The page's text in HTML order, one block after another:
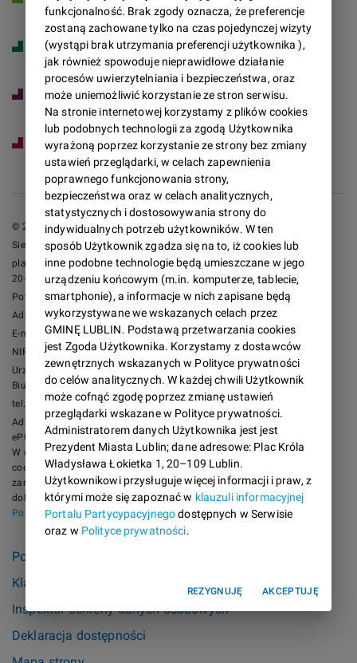
Inicjatywa Lokalna
Konsultacje Społeczne
Planowanie Przestrzenne
© 2021 Urząd Miasta Lublin
Siedziba władz Urzędu Miasta Lublin:
plac Króla Władysława Łokietka 1
20-109 Lublin
Powiat M.Lublin
Adres elektroniczny: lublin.eu
E-mail: urzad_miasta@lublin.eu, bip@lublin.eu
NIP: Gmina Lublin 9462575811
Urząd Miasta Lublin 7120163493
Biuro Obsługi Mieszkańców:
tel. 81 466 1000 fax 81 466 1001
Adres skrytki Urzędu Miasta Lublin na
ePUAP to: /UMLublin/SkrytkaESP
W celu świadczenia usług na najwyższym poziomie stosujemy pliki
cookies. Korzystanie z serwisu lublin.eu oznacza, że będą one
zamieszczane w Twoim urządzeniu. W każdym momencie możesz
dokonać zmiany ustawień Twojej przeglądarki. Więcej informacji w
Polityce prywatności.
Polityka prywatności
Klauzula informacyjna Portalu Partycypacyjnego
Inspektor ochrony danych osobowych
Deklaracja dostępności
funkcjonalność. Brak zgody oznacza, że preferencje
zostaną zachowane tylko na czas pojedynczej wizyty
(wystąpi brak utrzymania preferencji użytkownika ),
jak również spowoduje nieprawidłowe działanie
procesów uwierzytelniania i bezpieczeństwa, oraz
może uniemożliwić korzystanie ze stron serwisu.
Na stronie internetowej korzystamy z plików cookies
lub podobnych technologii za zgodą Użytkownika
wyrażoną poprzez korzystanie ze strony bez zmiany
ustawień przeglądarki, w celach zapewnienia
poprawnego funkcjonowania strony,
bezpieczeństwa oraz w celach analitycznych,
statystycznych i dostosowywania strony do
indywidualnych potrzeb użytkowników. W ten
sposób Użytkownik zgadza się na to, iż cookies lub
inne podobne technologie będą umieszczane w jego
urządzeniu końcowym (m.in. komputerze, tablecie,
smartphonie), a informacje w nich zapisane będą
wykorzystywane we wskazanych celach przez
GMINĘ LUBLIN. Podstawą przetwarzania cookies
jest Zgoda Użytkownika. Korzystamy z dostawców
zewnętrznych wskazanych w Polityce prywatności
do celów analitycznych. W każdej chwili Użytkownik
może cofnąć zgodę poprzez zmianę ustawień
przeglądarki wskazane w Polityce prywatności.
Administratorem danych Użytkownika jest jest
Prezydent Miasta Lublin; dane adresowe: Plac Króla
Władysława Łokietka 1, 20–109 Lublin.
Użytkownikowi przysługuje więcej informacji i praw, z
którymi może się zapoznać w klauzuli informacyjnej
Portalu Partycypacyjnegodostępnych w Serwisie
oraz w Polityce prywatności.
REZYGNUJĘ AKCEPTUJĘ